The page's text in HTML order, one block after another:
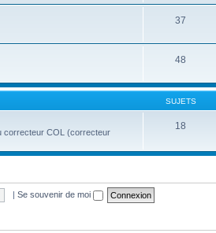
37
48
SUJETS
correcteur COL (correcteur
18
| Se souvenir de moi